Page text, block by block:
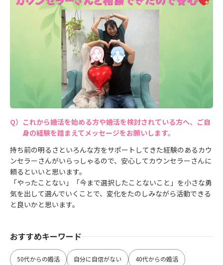
これから婚活を始める方や婚活を検討されている方へ、ご自
身の経験を踏まえてメッセージをお願いします。
持ち前の明るさといろんな方をサポートしてきた経験のあるカウ
ンセラーさんがいらっしゃるので、安心してカウンセラーさんに
頼るといいと思います。
「やったことない」「今まで選択したことないこと」を小さな勇
気を出して選んでいくことで、変化をたのしみながら活動できる
と良いかと思います。
おすすめキーワード
50代からの婚活 自分に自信がない 40代からの婚活